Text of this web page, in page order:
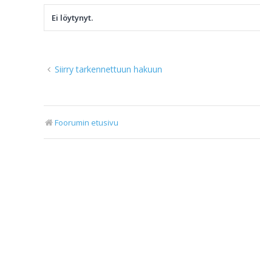
Ei löytynyt.
Siirry tarkennettuun hakuun
Foorumin etusivu